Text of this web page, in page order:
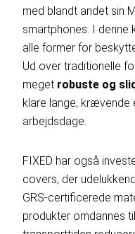
med blandt andet sin
smartphones. I denne
alle former for
Ud over traditionelle
meget robuste og
klare lange, krævende
arbejdsdage.
FIXED har også
covers, der
GRS-certificerede
produkter omdannes